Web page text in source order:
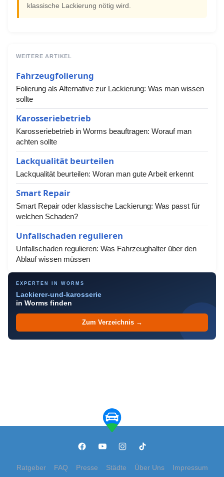
klassische Lackierung nötig wird.
WEITERE ARTIKEL
Fahrzeugfolierung
Folierung als Alternative zur Lackierung: Was man wissen
sollte
Karosseriebetrieb
Karosseriebetrieb in Worms beauftragen: Worauf man
achten sollte
Lackqualität beurteilen
Lackqualität beurteilen: Woran man gute Arbeit erkennt
Smart Repair
Smart Repair oder klassische Lackierung: Was passt für
welchen Schaden?
Unfallschaden regulieren
Unfallschaden regulieren: Was Fahrzeughalter über den
Ablauf wissen müssen
EXPERTEN IN WORMS
Lackierer-und-karosserie
in Worms finden
Zum Verzeichnis →
Ratgeber FAQ Presse Städte Über Uns Impressum